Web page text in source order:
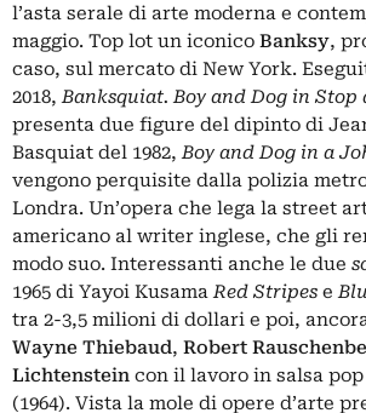
l’asta serale di arte moderna e
maggio. Top lot un iconico Banksy,
caso, sul mercato di New York.
2018,Banksquiat. Boy and Dog in Stop
presenta due figure del dipinto di
Basquiat del 1982,Boy and Dog in a
vengono perquisite dalla polizia
Londra. Un’opera che lega la street
americano al writer inglese, che gli
modo suo. Interessanti anche le due
1965 di Yayoi KusamaRed Stripes e
tra 2-3,5 milioni di dollari e poi,
Wayne Thiebaud, Robert
Lichtenstein con il lavoro in salsa pop
(1964). Vista la mole di opere d’arte